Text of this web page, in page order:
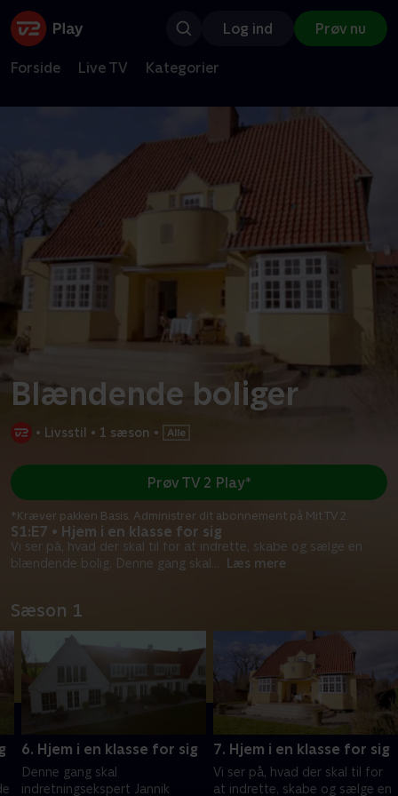
Log ind Prøv nu
Forside Live TV Kategorier
Blændende boliger
• Livsstil • 1 sæson •
S1:E7 • Hjem i en klasse for sig
Vi ser på, hvad der skal til for at indrette, skabe og sælge en
blændende bolig. Denne gang skal
Læs mere
Prøv TV 2 Play*
*Kræver pakken Basis. Administrer dit abonnement på Mit TV 2.
Sæson 1
6. Hjem i en klasse for sig
Denne gang skal
indretningsekspert Jannik
7. Hjem i en klasse for sig
Vi ser på, hvad der skal til for
at indrette, skabe og sælge en